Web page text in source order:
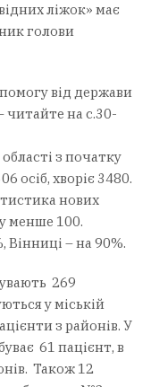
ліжок» має
голови
від держави
читайте на с.30-
з початку
осіб, хворіє 3480.
нових
менше 100.
Вінниці – на 90%.
269
у міській
з районів. У
61 пацієнт, в
Також 12